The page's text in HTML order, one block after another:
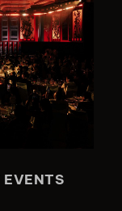
OF
2026
EVENTS